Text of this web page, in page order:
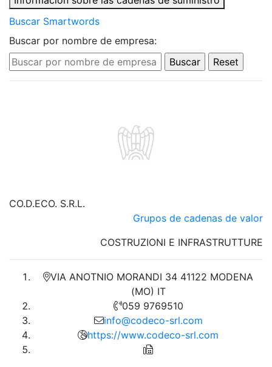
Buscar Smartwords
Buscar por nombre de empresa:
CO.D.ECO. S.R.L.
Grupos de cadenas de valor
COSTRUZIONI E INFRASTRUTTURE
VIA ANOTNIO MORANDI 34 41122 MODENA
(MO) IT
059 9769510
info@codeco-srl.com
https://www.codeco-srl.com